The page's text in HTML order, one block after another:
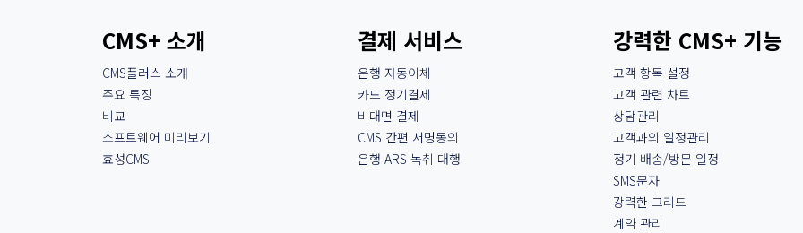
CMS+ 소개
CMS플러스 소개
주요 특징
비교
소프트웨어 미리보기
효성CMS
결제 서비스
은행 자동이체
카드 정기결제
비대면 결제
CMS 간편 서명동의
은행 ARS 녹취 대행
강력한 CMS+ 기능
고객 항목 설정
고객 관련 차트
상담관리
고객과의 일정관리
정기 배송/방문 일정
SMS문자
강력한 그리드
계약 관리